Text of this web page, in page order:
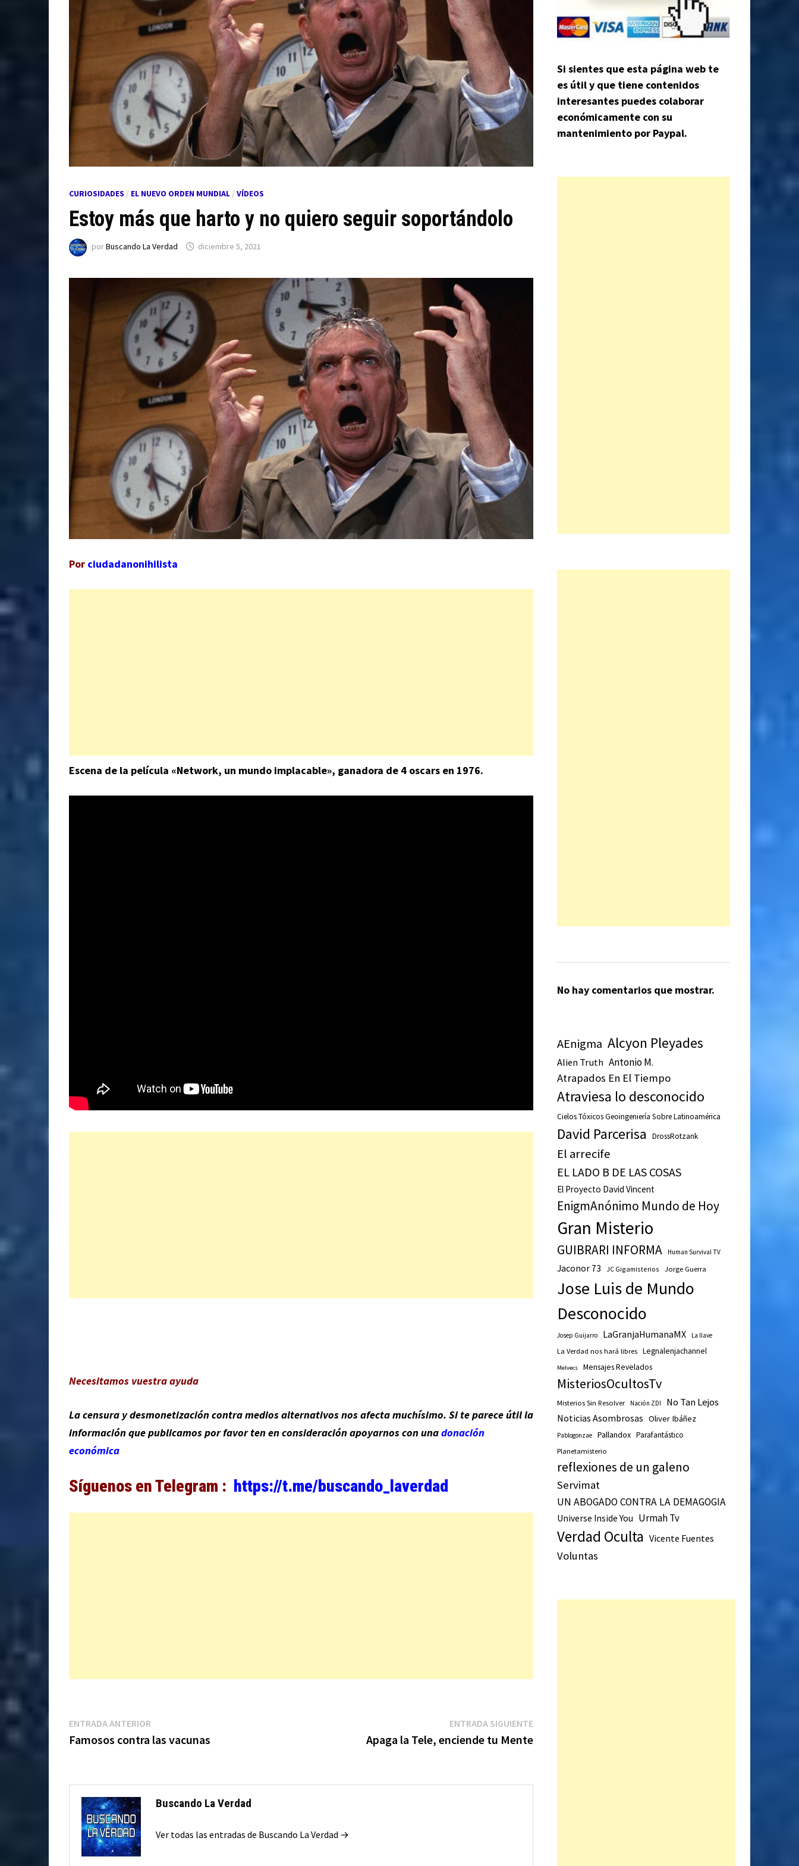
CURIOSIDADES / EL NUEVO ORDEN MUNDIAL/ VÍDEOS
Estoy más que harto y no quiero seguir soportándolo
porBuscando La Verdad diciembre 5, 2021
Por ciudadanonihilista
Escena de la película «Network, un mundo implacable», ganadora de 4 oscars en 1976.
Necesitamos vuestra ayuda
La censura y desmonetización contra medios alternativos nos afecta muchísimo. Si te parece útil la
información que publicamos por favor ten en consideración apoyarnos con unadonación
económica
Síguenos en Telegram : https://t.me/buscando_laverdad
Navegación
de
ENTRADA ANTERIOREntrada
anterior:
Famosos contra las vacunas
ENTRADA SIGUIENTEEntrada
siguiente:
Apaga la Tele, enciende tu Mente
Buscando La Verdad
Ver todas las entradas de Buscando La Verdad →
Si sientes que esta página web te
es útil y que tiene contenidos
interesantes puedes colaborar
económicamente con su
mantenimiento por Paypal.
No hay comentarios que mostrar.
AEnigma Alcyon Pleyades
Alien Truth Antonio M.
Atrapados En El Tiempo
Atraviesa lo desconocido
Cielos Tóxicos Geoingeniería Sobre Latinoamérica
David Parcerisa DrossRotzank
El arrecife
EL LADO B DE LAS COSAS
El Proyecto David Vincent
EnigmAnónimo Mundo de Hoy
Gran Misterio
GUIBRARI INFORMA Human Survival TV
Jaconor 73 JC Gigamisterios Jorge Guerra
Jose Luis de Mundo
Desconocido
Josep Guijarro LaGranjaHumanaMX La llave
La Verdad nos hará libres Legnalenjachannel
Melvecs Mensajes Revelados
MisteriosOcultosTv
Misterios Sin Resolver Nación ZDI No Tan Lejos
Noticias Asombrosas Oliver Ibáñez
Pablogonzae Pallandox Parafantástico
Planetamisterio
reflexiones de un galeno
Servimat
UN ABOGADO CONTRA LA DEMAGOGIA
Universe Inside You Urmah Tv
Verdad Oculta Vicente Fuentes
Voluntas